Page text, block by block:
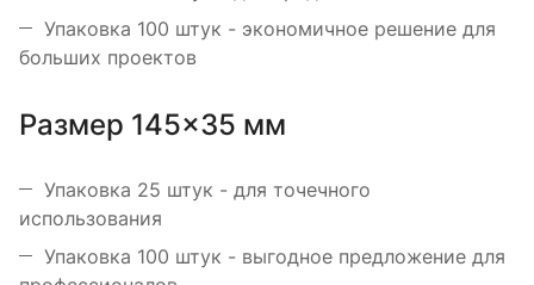
Упаковка 100 штук - экономичное решение для
больших проектов
Размер 145×35 мм
Упаковка 25 штук - для точечного
использования
Упаковка 100 штук - выгодное предложение для